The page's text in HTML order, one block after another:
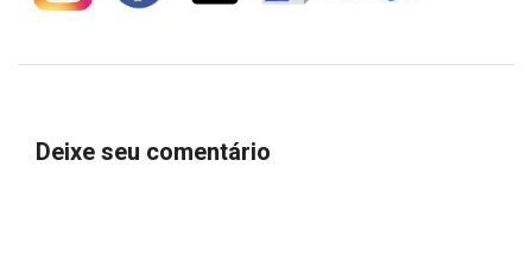
Deixe seu comentário